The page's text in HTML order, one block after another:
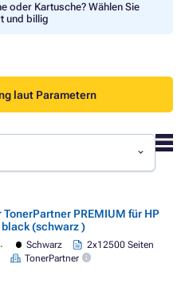
oder Kartusche? Wählen Sie
und billig
laut Parametern
PREMIUM für HP
black (schwarz )
Schwarz
2x12500 Seiten
TonerPartner